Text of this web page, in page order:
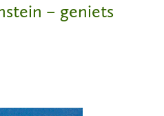
– geniets